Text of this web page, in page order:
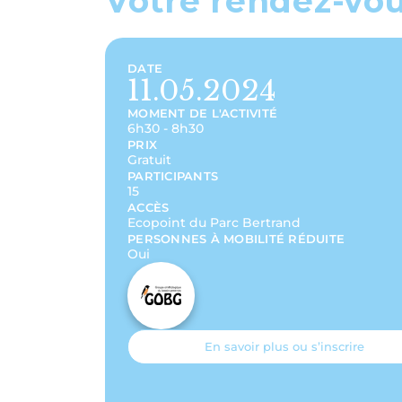
DATE
11.05.2024
MOMENT DE L'ACTIVITÉ
6h30 - 8h30
PRIX
Gratuit
PARTICIPANTS
15
ACCÈS
Ecopoint du Parc Bertrand
PERSONNES À MOBILITÉ RÉDUITE
Oui
En savoir plus ou s’inscrire